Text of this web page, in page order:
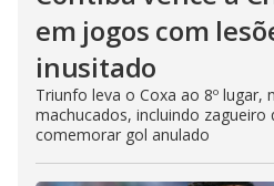
em jogos com
inusitado
Triunfo leva o Coxa ao 8º lugar,
machucados, incluindo zagueiro
comemorar gol anulado